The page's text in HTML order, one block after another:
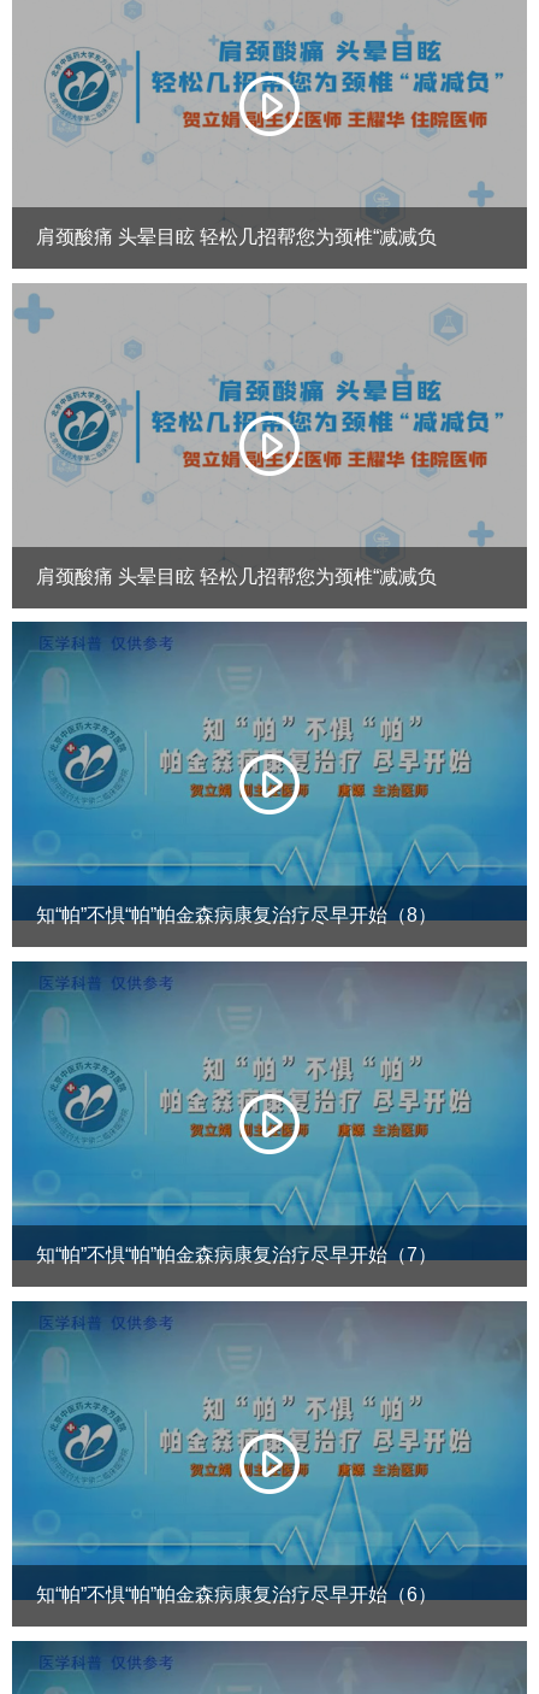
肩颈酸痛 头晕目眩 轻松几招帮您为颈椎“减减负
肩颈酸痛 头晕目眩 轻松几招帮您为颈椎“减减负
知“帕”不惧“帕”帕金森病康复治疗尽早开始（8）
知“帕”不惧“帕”帕金森病康复治疗尽早开始（7）
知“帕”不惧“帕”帕金森病康复治疗尽早开始（6）